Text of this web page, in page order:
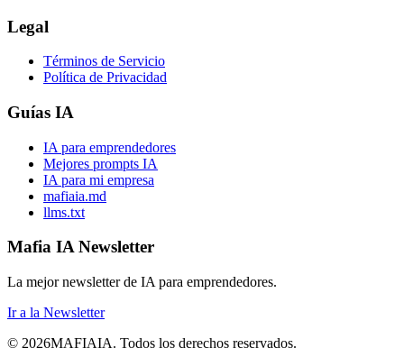
Legal
Términos de Servicio
Política de Privacidad
Guías IA
IA para emprendedores
Mejores prompts IA
IA para mi empresa
mafiaia.md
llms.txt
Mafia IA Newsletter
La mejor newsletter de IA para emprendedores.
Ir a la Newsletter
© 2026MAFIAIA. Todos los derechos reservados.